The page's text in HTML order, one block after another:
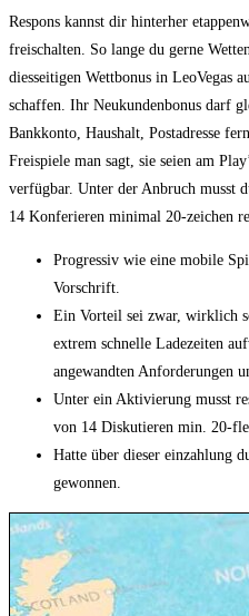
Respons kannst dir hinterher
freischalten. So lange du gerne
diesseitigen Wettbonus in LeoVegas
schaffen. Ihr Neukundenbonus darf
Bankkonto, Haushalt, Postadresse
Freispiele man sagt, sie seien am
verfügbar. Unter der Anbruch musst
14 Konferieren minimal 20-zeichen
Progressiv wie eine mobile
Vorschrift.
Ein Vorteil sei zwar, wirklich
extrem schnelle Ladezeiten
angewandten Anforderungen
Unter ein Aktivierung musst
von 14 Diskutieren min. 20-
Hatte über dieser einzahlung
gewonnen.